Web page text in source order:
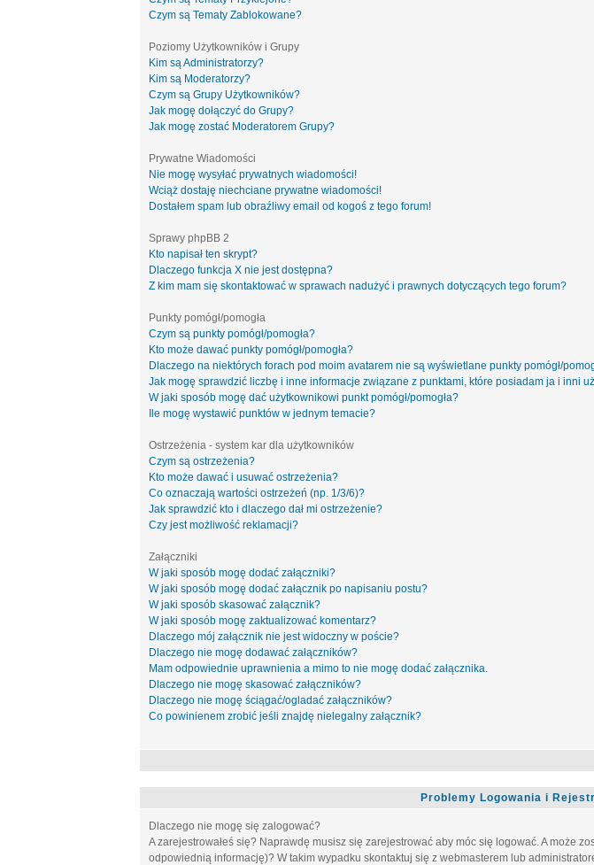
Czym są Tematy Zablokowane?
Poziomy Użytkowników i Grupy
Kim są Administratorzy?
Kim są Moderatorzy?
Czym są Grupy Użytkowników?
Jak mogę dołączyć do Grupy?
Jak mogę zostać Moderatorem Grupy?
Prywatne Wiadomości
Nie mogę wysyłać prywatnych wiadomości!
Wciąż dostaję niechciane prywatne wiadomości!
Dostałem spam lub obraźliwy email od kogoś z tego forum!
Sprawy phpBB 2
Kto napisał ten skrypt?
Dlaczego funkcja X nie jest dostępna?
Z kim mam się skontaktować w sprawach nadużyć i prawnych dotyczących tego forum?
Punkty pomógł/pomogła
Czym są punkty pomógł/pomogła?
Kto może dawać punkty pomógł/pomogła?
Dlaczego na niektórych forach pod moim avatarem nie są wyświetlane punkty pomógł/
Jak mogę sprawdzić liczbę i inne informacje związane z punktami, które posiadam ja i inni
W jaki sposób mogę dać użytkownikowi punkt pomógł/pomogła?
Ile mogę wystawić punktów w jednym temacie?
Ostrzeżenia - system kar dla użytkowników
Czym są ostrzeżenia?
Kto może dawać i usuwać ostrzeżenia?
Co oznaczają wartości ostrzeżeń (np. 1/3/6)?
Jak sprawdzić kto i dlaczego dał mi ostrzeżenie?
Czy jest możliwość reklamacji?
Załączniki
W jaki sposób mogę dodać załączniki?
W jaki sposób mogę dodać załącznik po napisaniu postu?
W jaki sposób skasować załącznik?
W jaki sposób mogę zaktualizować komentarz?
Dlaczego mój załącznik nie jest widoczny w poście?
Dlaczego nie mogę dodawać załączników?
Mam odpowiednie uprawnienia a mimo to nie mogę dodać załącznika.
Dlaczego nie mogę skasować załączników?
Dlaczego nie mogę ściągać/ogladać załączników?
Co powinienem zrobić jeśli znajdę nielegalny załącznik?
Problemy Logowania i
Dlaczego nie mogę się zalogować?
A zarejestrowałeś się? Naprawdę musisz się zarejestrować aby móc się logować. A może
odpowiednią informację)? W takim wypadku skontaktuj się z webmasterem lub